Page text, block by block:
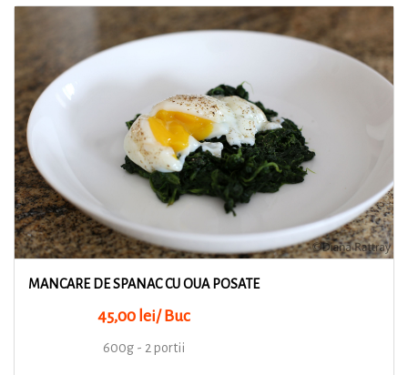
MANCARE DE SPANAC CU OUA POSATE
45,00 lei/ Buc
600g - 2 portii